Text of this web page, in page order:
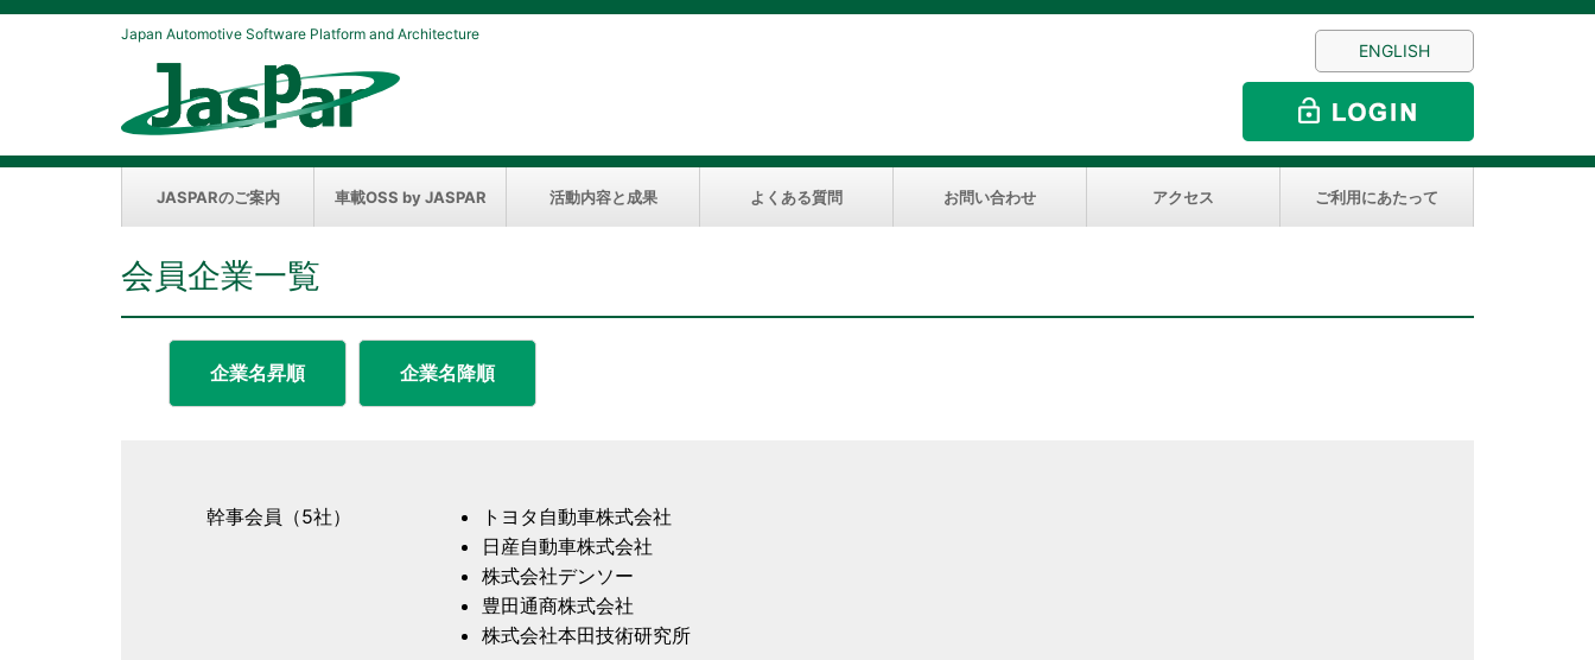
Japan Automotive Software Platform and Architecture
ENGLISH
JASPARのご案内 車載OSS by JASPAR 活動内容と成果 よくある質問 お問い合わせ アクセス ご利用にあたって
会員企業一覧
企業名昇順 企業名降順
幹事会員（5社）
トヨタ自動車株式会社
日産自動車株式会社
株式会社デンソー
豊田通商株式会社
株式会社本田技術研究所